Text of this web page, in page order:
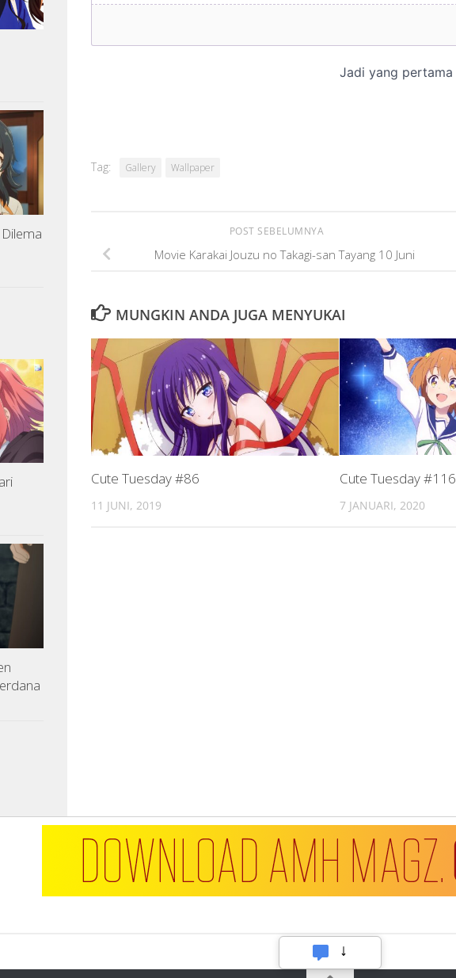
Tag: Gallery Wallpaper
POST SEBELUMNYA
Movie Karakai Jouzu no Takagi-san Tayang 10 Juni
MUNGKIN ANDA JUGA MENYUKAI
Cute Tuesday #86
11 JUNI, 2019
Cute Tuesday #116
7 JANUARI, 2020
Hubungi Kami